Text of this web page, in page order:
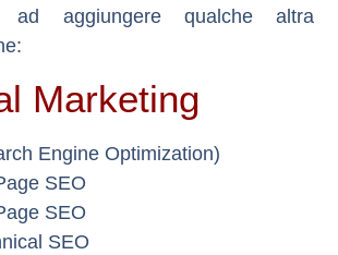
ad aggiungere qualche altra
Marketing
Engine Optimization)
SEO
SEO
SEO